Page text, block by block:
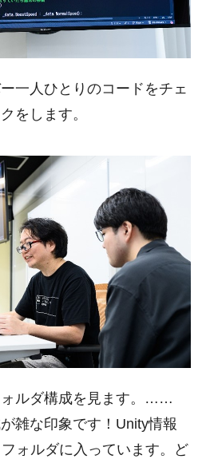
一人ひとりのコードをチェ
をします。
ォルダ構成を見ます。……
雑な印象です！Unity情報
ォルダに入っています。ど